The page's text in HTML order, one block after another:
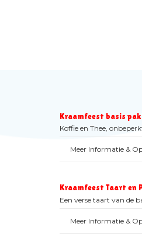
Kraamfeest basis
Koffie en Thee,
Meer Informatie &
Kraamfeest Taart en
Een verse taart van de
Meer Informatie &